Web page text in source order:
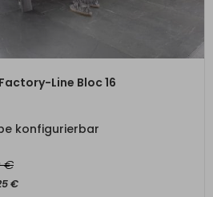
ZUM PRODUKT
Line Bloc 16
konfigurierbar
€
€